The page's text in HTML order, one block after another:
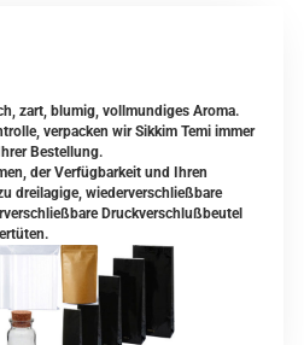
zart, blumig, vollmundiges Aroma.
verpacken wir Sikkim Temi immer
Bestellung.
der Verfügbarkeit und Ihren
dreilagige, wiederverschließbare
Druckverschlußbeutel